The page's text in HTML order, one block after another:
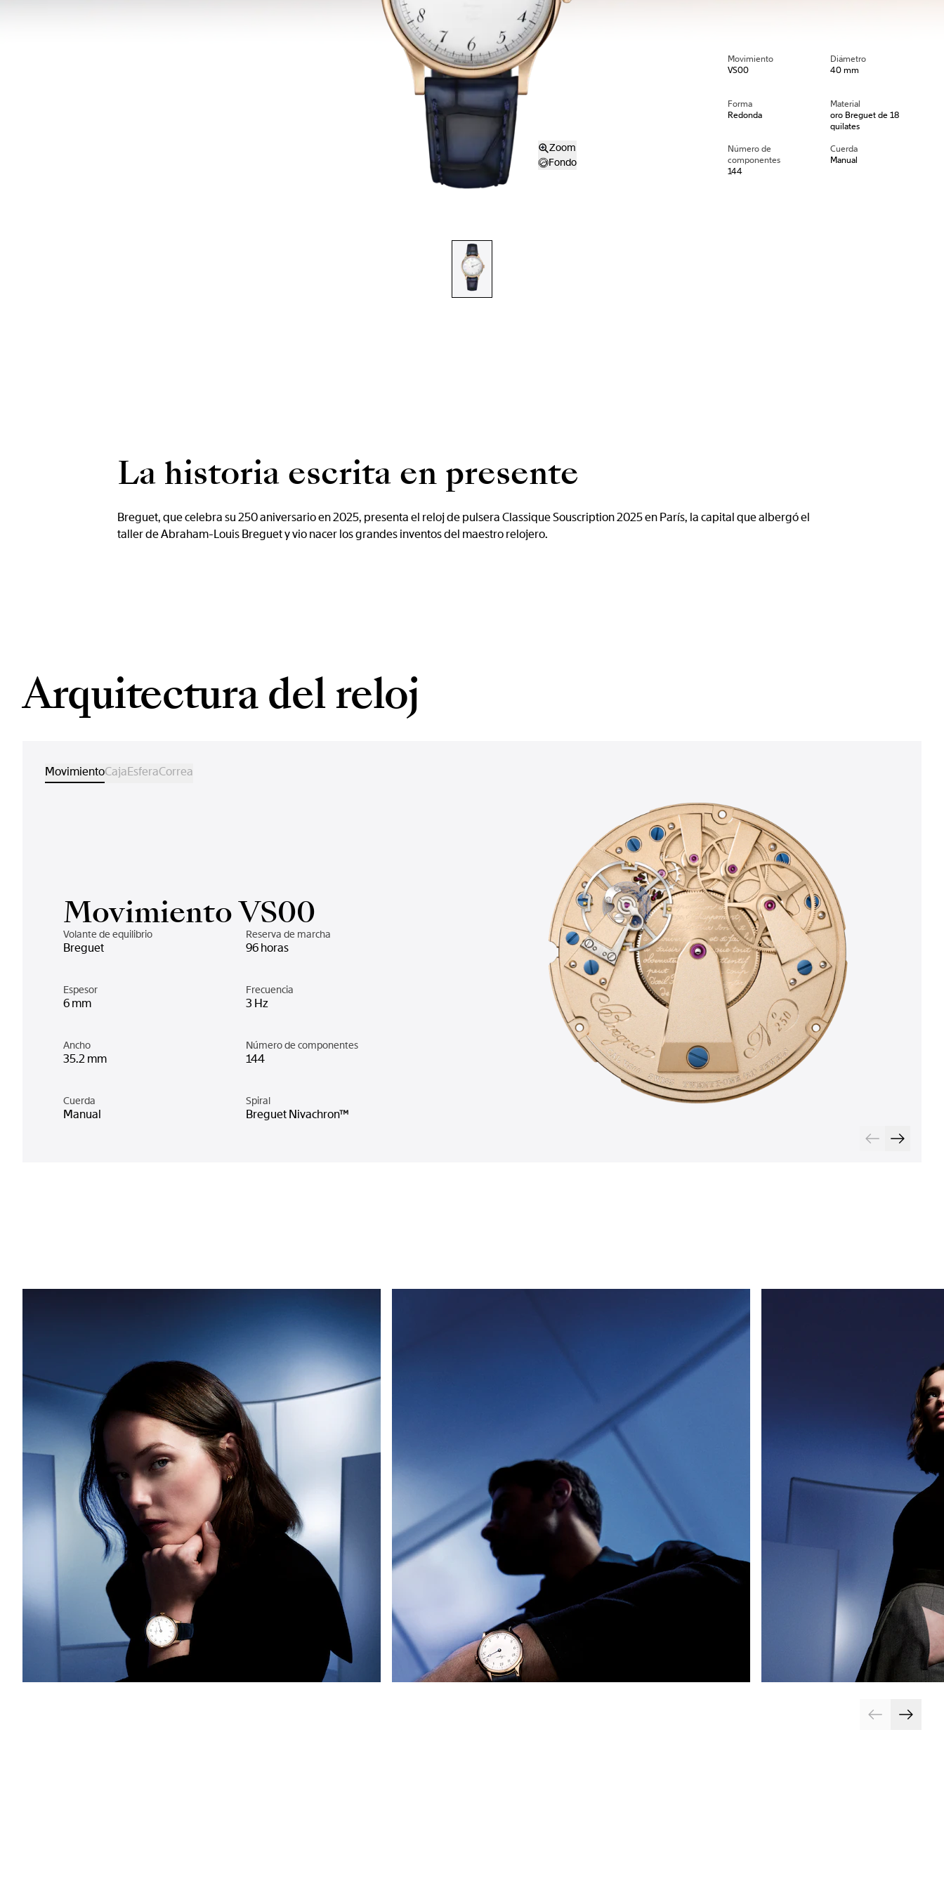
Zoom
Fondo
Movimiento
VS00
Diámetro
40 mm
Forma
Redonda
Material
oro Breguet de 18
quilates
Número de
componentes
144
Cuerda
Manual
La historia escrita en presente
Breguet, que celebra su 250 aniversario en 2025, presenta el reloj de pulsera Classique Souscription 2025 en París, la capital que albergó el
taller de Abraham-Louis Breguet y vio nacer los grandes inventos del maestro relojero.
Arquitectura del reloj
MovimientoCajaEsferaCorrea
Movimiento VS00
Volante de equilibrio
Breguet
Reserva de marcha
96 horas
Espesor
6 mm
Frecuencia
3 Hz
Ancho
35.2 mm
Número de componentes
144
Cuerda
Manual
Spiral
Breguet Nivachron™